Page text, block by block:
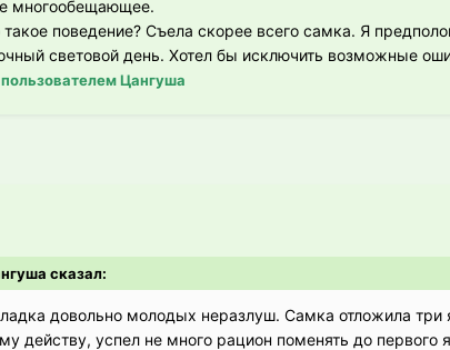
многообещающее.
поведение? Съела скорее всего самка. Я
световой день. Хотел бы исключить возможные
пользователем Цангуша
сказал:
довольно молодых неразлуш. Самка отложила три
действу, успел не много рацион поменять до первого